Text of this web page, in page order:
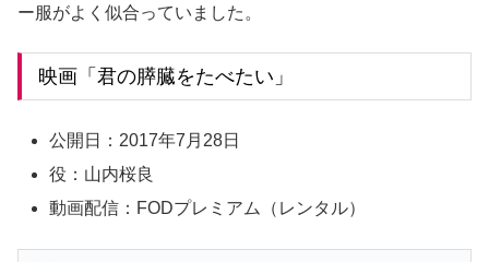
ー服がよく似合っていました。
映画「君の膵臓をたべたい」
公開日：2017年7月28日
役：山内桜良
動画配信：FODプレミアム（レンタル）